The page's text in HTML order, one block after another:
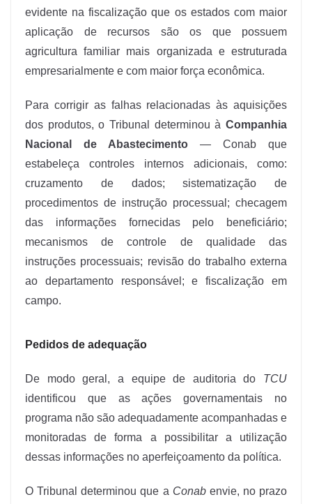
evidente na fiscalização que os estados com maior
aplicação de recursos são os que possuem
agricultura familiar mais organizada e estruturada
empresarialmente e com maior força econômica.
Para corrigir as falhas relacionadas às aquisições
dos produtos, o Tribunal determinou à Companhia
Nacional de Abastecimento — Conab que
estabeleça controles internos adicionais, como:
cruzamento de dados; sistematização de
procedimentos de instrução processual; checagem
das informações fornecidas pelo beneficiário;
mecanismos de controle de qualidade das
instruções processuais; revisão do trabalho externa
ao departamento responsável; e fiscalização em
campo.
Pedidos de adequação
De modo geral, a equipe de auditoria do TCU
identificou que as ações governamentais no
programa não são adequadamente acompanhadas e
monitoradas de forma a possibilitar a utilização
dessas informações no aperfeiçoamento da política.
O Tribunal determinou que a Conabenvie, no prazo